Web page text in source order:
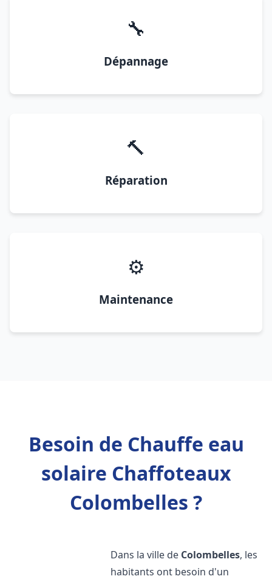
🔧
Dépannage
🔨
Réparation
⚙️
Maintenance
Besoin de Chauffe eau
solaire Chaffoteaux
Colombelles ?
Dans la ville de Colombelles, les
habitants ont besoin d'un